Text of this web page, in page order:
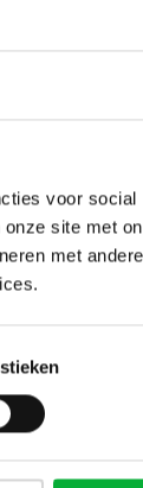
voor
site met
met